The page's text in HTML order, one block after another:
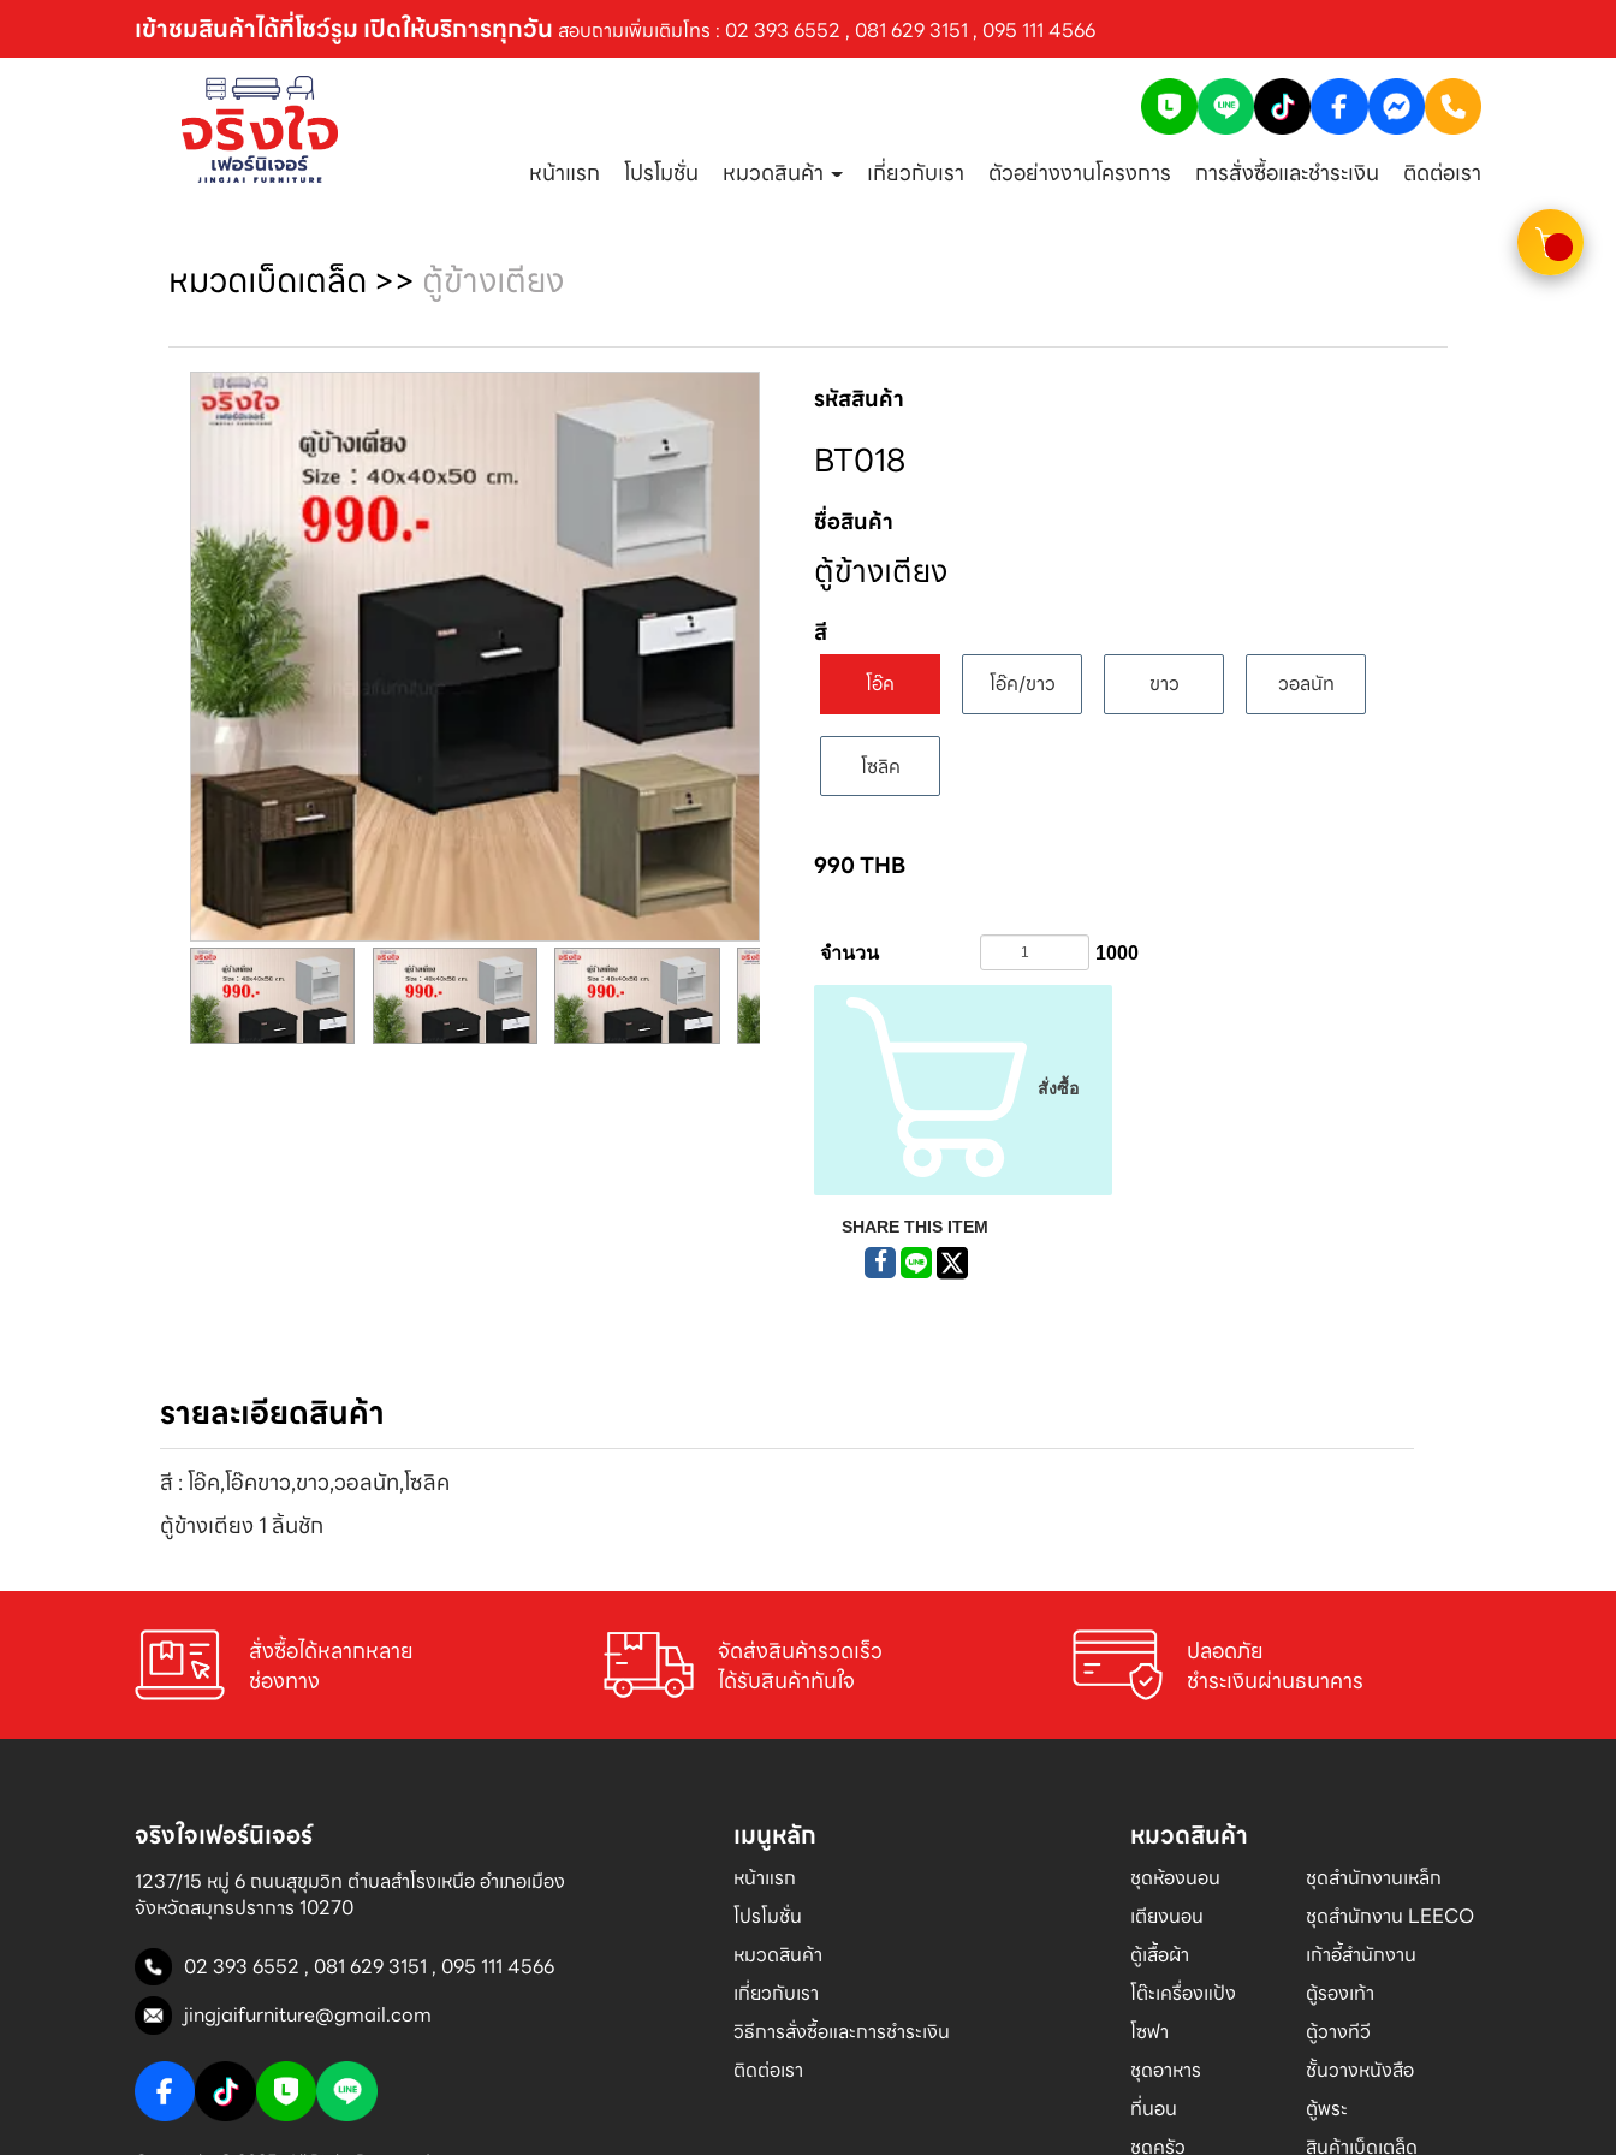
เข้าชมสินค้าได้ที่โชว์รูม เปิดให้บริการทุกวัน สอบถามเพิ่มเติมโทร : 02 393 6552 , 081 629 3151 , 095 111 4566
หน้าแรก โปรโมชั่น หมวดสินค้า เกี่ยวกับเรา ตัวอย่างงานโครงการ การสั่งซื้อและชำระเงิน ติดต่อเรา
หมวดเบ็ดเตล็ด >> ตู้ข้างเตียง
รหัสสินค้า
BT018
ชื่อสินค้า
ตู้ข้างเตียง
สี
โอ๊ค โอ๊ค/ขาว ขาว วอลนัท
โซลิค
990THB
จำนวน 1000
สั่งซื้อ
SHARE THIS ITEM
รายละเอียดสินค้า
สี : โอ๊ค,โอ๊คขาว,ขาว,วอลนัท,โซลิค
ตู้ข้างเตียง 1 ลิ้นชัก
สั่งซื้อได้หลากหลาย
ช่องทาง
จัดส่งสินค้ารวดเร็ว
ได้รับสินค้าทันใจ
ปลอดภัย
ชำระเงินผ่านธนาคาร
จริงใจเฟอร์นิเจอร์
1237/15 หมู่ 6 ถนนสุขุมวิท ตำบลสำโรงเหนือ อำเภอเมือง
จังหวัดสมุทรปราการ 10270
02 393 6552 , 081 629 3151 , 095 111 4566
jingjaifurniture@gmail.com
เมนูหลัก
หน้าแรก
โปรโมชั่น
หมวดสินค้า
เกี่ยวกับเรา
วิธีการสั่งซื้อและการชำระเงิน
ติดต่อเรา
หมวดสินค้า
ชุดห้องนอน
เตียงนอน
ตู้เสื้อผ้า
โต๊ะเครื่องแป้ง
โซฟา
ชุดอาหาร
ที่นอน
ชุดครัว
ชุดสำนักงานเหล็ก
ชุดสำนักงาน LEECO
เก้าอี้สำนักงาน
ตู้รองเท้า
ตู้วางทีวี
ชั้นวางหนังสือ
ตู้พระ
สินค้าเบ็ดเตล็ด